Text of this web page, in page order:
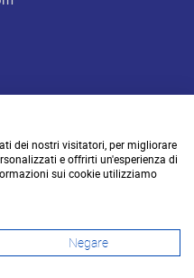
di Gagliasso Lorenzo -
-
Privacy policy-Credits
dei nostri visitatori, per migliorare
e offrirti un'esperienza di
sui cookie utilizziamo
Negare